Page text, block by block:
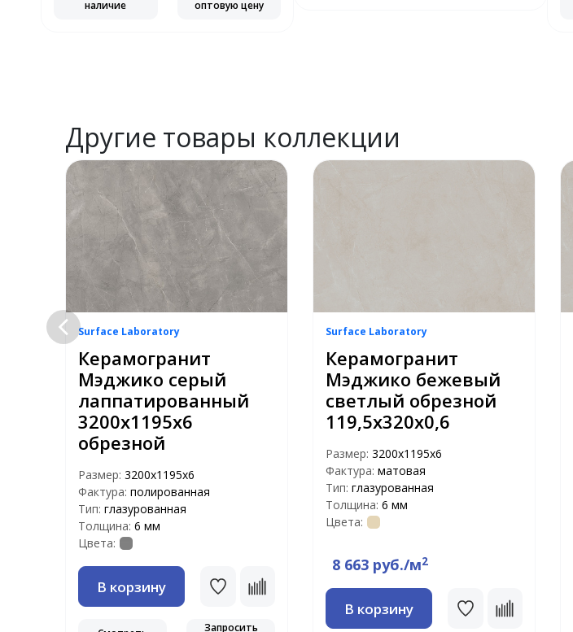
наличие
оптовую цену
Другие товары коллекции
Surface Laboratory
Керамогранит
Мэджико серый
лаппатированный
3200х1195х6
обрезной
Размер: 3200х1195х6
Фактура: полированная
Тип: глазурованная
Толщина: 6 мм
Цвета:
В корзину
Запросить
Surface Laboratory
Керамогранит
Мэджико бежевый
светлый обрезной
119,5x320x0,6
Размер: 3200x1195x6
Фактура: матовая
Тип: глазурованная
Толщина: 6 мм
Цвета:
8 663 руб./м2
В корзину